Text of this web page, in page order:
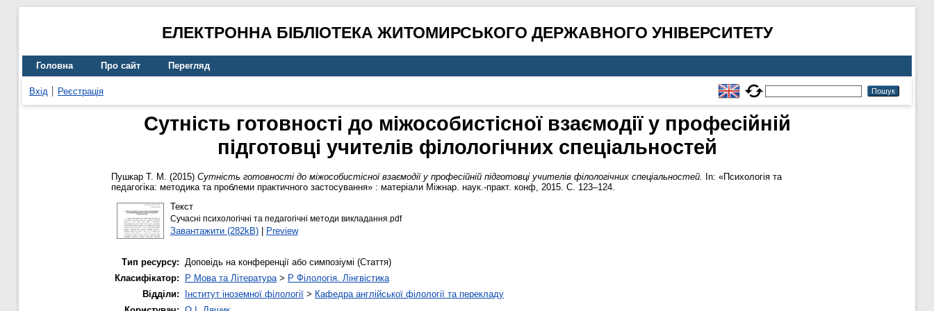
ЕЛЕКТРОННА БІБЛІОТЕКА ЖИТОМИРСЬКОГО ДЕРЖАВНОГО УНІВЕРСИТЕТУ
Головна Про сайт Перегляд
Вхід Реєстрація
Сутність готовності до міжособистісної взаємодії у професійній
підготовці учителів філологічних спеціальностей
Пушкар Т. М. (2015) Сутність готовності до міжособистісної взаємодії у професійній підготовці учителів філологічних спеціальностей.
In: «Психологія та
педагогіка: методика та проблеми практичного застосування» : матеріали Міжнар. наук.-практ. конф, 2015. С. 123–124.
Текст
Сучасні психологічні та педагогічні методи викладання.pdf
Завантажити (282kB)| Preview
Тип ресурсу: Доповідь на конференції або симпозіумі (Стаття)
Класифікатор:
P Мова та Література> P Філологія. Лінгвістика
Відділи:
Інститут іноземної філології > Кафедра англійської філології та перекладу